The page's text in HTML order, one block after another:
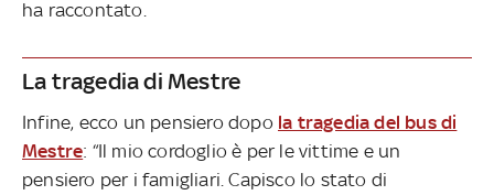
ha raccontato.
La tragedia di Mestre
Infine, ecco un pensiero dopo la tragedia del bus di
Mestre: “Il mio cordoglio è per le vittime e un
pensiero per i famigliari. Capisco lo stato di